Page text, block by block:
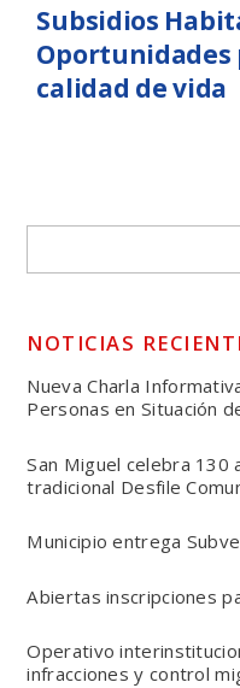
Subsidios
calidad de vida
NOTICIAS
Nueva Charla
Personas en Situación
San Miguel celebra 130
tradicional Desfile
Municipio entrega
Abiertas inscripciones
Operativo
infracciones y control